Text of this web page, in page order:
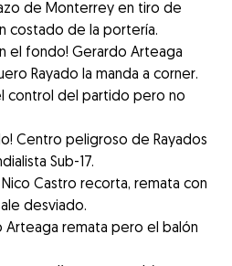
de Monterrey en tiro de
costado de la portería.
el fondo! Gerardo Arteaga
Rayado la manda a corner.
control del partido pero no
Centro peligroso de Rayados
Sub-17.
Nico Castro recorta, remata con
desviado.
Arteaga remata pero el balón